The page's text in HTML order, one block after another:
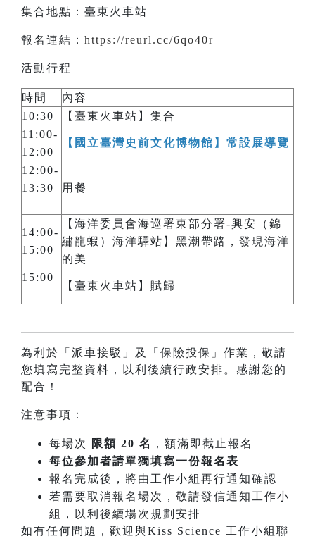
集合地點：臺東火車站
報名連結： https://reurl.cc/6qo40r
活動行程
時間
內容
10:30
【臺東火車站】集合
11:00-
12:00
【國立臺灣史前文化博物館】常設展導覽
12:00-
13:30
用餐
14:00-
15:00
【海洋委員會海巡署東部分署-興安（錦
繡龍蝦）海洋驛站】黑潮帶路，發現海洋
的美
15:00
【臺東火車站】賦歸
為利於「派車接駁」及「保險投保」作業，敬請
您填寫完整資料，以利後續行政安排。感謝您的
配合！
注意事項：
每場次 限額 20 名
，額滿即截止報名
每位參加者請單獨填寫一份報名表
報名完成後，將由工作小組再行通知確認
若需要取消報名場次，敬請發信通知工作小
組，以利後續場次規劃安排
如有任何問題，歡迎與Kiss Science 工作小組聯